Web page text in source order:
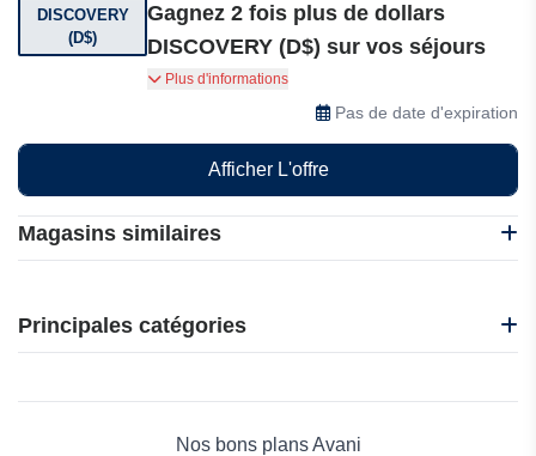
Magasins similaires
IHG
Karibea
Address Hotels
Principales catégories
Nos bons plans Avani
DISCOVERY
(D$)
Gagnez 2 fois plus de dollars
DISCOVERY (D$) sur vos séjours
Gagnez 2 fois plus de dollars DISCOVERY (D$)
sur vos séjours. Les dollars DISCOVERY (D$)
sont bien plus que des points : ce sont des
récompenses qui vous accompagnent et
transforment chaque séjour en de nouveaux
souvenirs à travers le monde.
Plus d'informations
Pas de date d'expiration
Afficher L'offre